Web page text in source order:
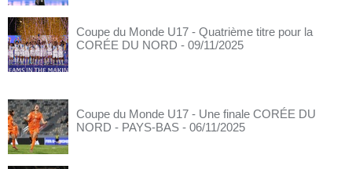
Coupe du Monde U17 - Quatrième titre pour la
CORÉE DU NORD - 09/11/2025
Coupe du Monde U17 - Une finale CORÉE DU
NORD - PAYS-BAS - 06/11/2025